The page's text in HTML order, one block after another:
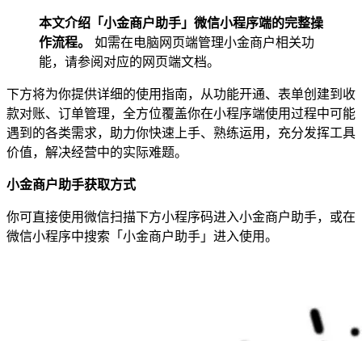
本文介绍「小金商户助手」微信小程序端的完整操
作流程。
如需在电脑网页端管理小金商户相关功
能，请参阅对应的网页端文档。
下方将为你提供详细的使用指南，从功能开通、表单创建到收
款对账、订单管理，全方位覆盖你在小程序端使用过程中可能
遇到的各类需求，助力你快速上手、熟练运用，充分发挥工具
价值，解决经营中的实际难题。
小金商户助手获取方式
你可直接使用微信扫描下方小程序码进入小金商户助手，或在
微信小程序中搜索「小金商户助手」进入使用。